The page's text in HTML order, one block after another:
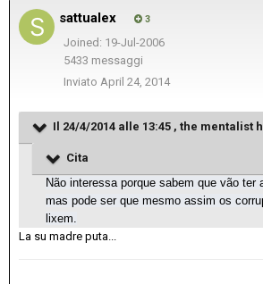
sattualex 3
Joined: 19-Jul-2006
5433 messaggi
Inviato April 24, 2014
Il 24/4/2014 alle 13:45 , the mentalist
Cita
Não interessa porque sabem que vão ter
mas pode ser que mesmo assim os
lixem.
La su madre puta...